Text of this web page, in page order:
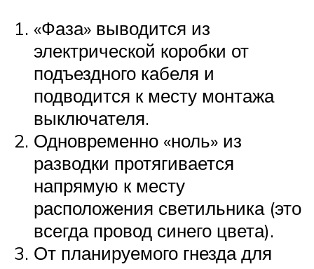
«Фаза» выводится из
электрической коробки от
подъездного кабеля и
подводится к месту монтажа
выключателя.
Одновременно «ноль» из
разводки протягивается
напрямую к месту
расположения светильника (это
всегда провод синего цвета).
От планируемого гнезда для